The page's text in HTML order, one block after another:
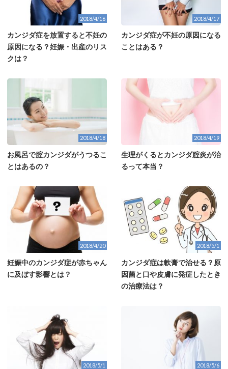
2018/4/16
カンジダ症を放置すると不妊の
原因になる？妊娠・出産のリス
クは？
2018/4/17
カンジダ症が不妊の原因になる
ことはある？
2018/4/18
お風呂で腟カンジダがうつるこ
とはあるの？
2018/4/19
生理がくるとカンジダ腟炎が治
るって本当？
2018/4/20
妊娠中のカンジダ症が赤ちゃん
に及ぼす影響とは？
2018/5/1
カンジダ症は軟膏で治せる？原
因菌と口や皮膚に発症したとき
の治療法は？
2018/5/1 2018/5/6